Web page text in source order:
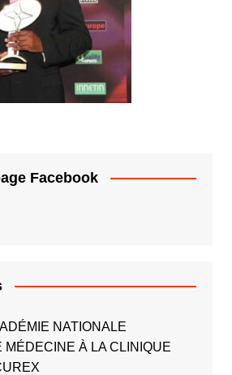
Facebook
NATIONALE
MÉDECINE À LA CLINIQUE